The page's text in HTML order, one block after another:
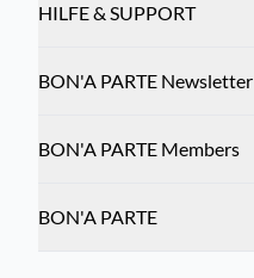
HILFE & SUPPORT
BON'A PARTE Newsletter
BON'A PARTE Members
BON'A PARTE